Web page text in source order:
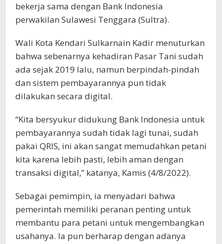
bekerja sama dengan Bank Indonesia
perwakilan Sulawesi Tenggara (Sultra).
Wali Kota Kendari Sulkarnain Kadir menuturkan
bahwa sebenarnya kehadiran Pasar Tani sudah
ada sejak 2019 lalu, namun berpindah-pindah
dan sistem pembayarannya pun tidak
dilakukan secara digital.
“Kita bersyukur didukung Bank Indonesia untuk
pembayarannya sudah tidak lagi tunai, sudah
pakai QRIS, ini akan sangat memudahkan petani
kita karena lebih pasti, lebih aman dengan
transaksi digital,” katanya, Kamis (4/8/2022).
Sebagai pemimpin, ia menyadari bahwa
pemerintah memiliki peranan penting untuk
membantu para petani untuk mengembangkan
usahanya. Ia pun berharap dengan adanya